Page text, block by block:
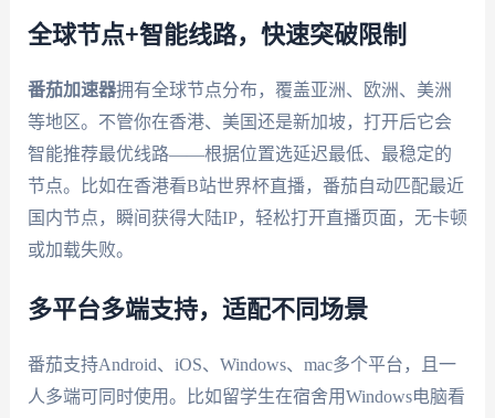
全球节点+智能线路，快速突破限制
番茄加速器拥有全球节点分布，覆盖亚洲、欧洲、美洲
等地区。不管你在香港、美国还是新加坡，打开后它会
智能推荐最优线路——根据位置选延迟最低、最稳定的
节点。比如在香港看B站世界杯直播，番茄自动匹配最近
国内节点，瞬间获得大陆IP，轻松打开直播页面，无卡顿
或加载失败。
多平台多端支持，适配不同场景
番茄支持Android、iOS、Windows、mac多个平台，且一
人多端可同时使用。比如留学生在宿舍用Windows电脑看